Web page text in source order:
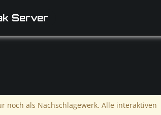
Server
noch als Nachschlagewerk. Alle interaktiven